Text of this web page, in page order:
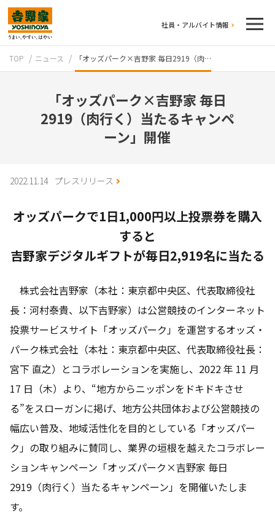
社員・アルバイト情報
牛丼のこだわり 吉野家の歴史
TOP ニュース 「オッズパーク×吉野家 毎日2919（肉…
「オッズパーク×吉野家 毎日
2919（肉行く）当たるキャンペ
ーン」開催
2022.11.14 プレスリリース
オッズパークで1日1,000円以上投票券を購入
すると
吉野家デジタルギフトが毎日2,919名に当たる
株式会社吉野家（本社：東京都中央区、代表取締役社
長：河村泰貴、以下吉野家）は公営競技のインターネット
投票サービスサイト「オッズパーク」を運営するオッズ・
パーク株式会社（本社：東京都中央区、代表取締役社長：
宮下 直之）とコラボレーションを実施し、2022 年 11 月
17 日（木）より、“地方からニッポンをドキドキさせ
る”をスローガンに掲げ、地方公共団体および公営競技の
幅広い普及、地域活性化を目的としている「オッズパー
ク」の取り組みに賛同し、業界の垣根を越えたコラボレー
ションキャンペーン「オッズパーク×吉野家 毎日
2919（肉行く）当たるキャンペーン」を開催いたしま
す。